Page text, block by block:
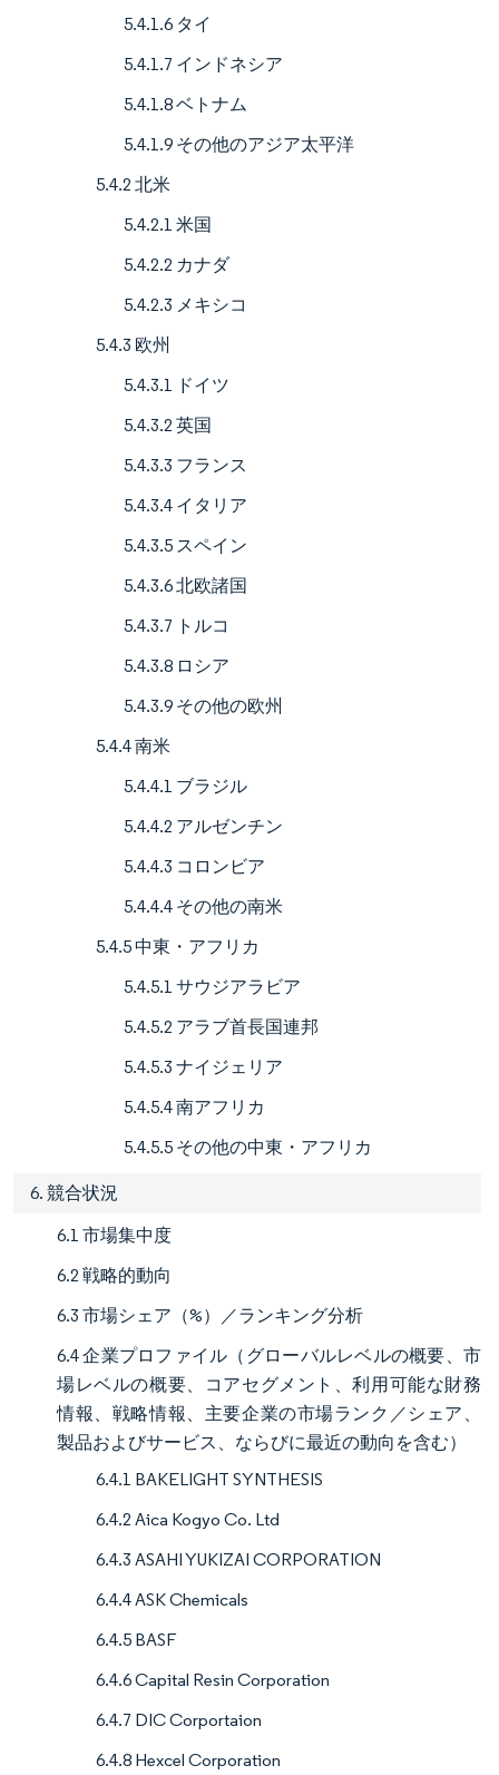
5.4.1.6 タイ
5.4.1.7 インドネシア
5.4.1.8 ベトナム
5.4.1.9 その他のアジア太平洋
5.4.2 北米
5.4.2.1 米国
5.4.2.2 カナダ
5.4.2.3 メキシコ
5.4.3 欧州
5.4.3.1 ドイツ
5.4.3.2 英国
5.4.3.3 フランス
5.4.3.4 イタリア
5.4.3.5 スペイン
5.4.3.6 北欧諸国
5.4.3.7 トルコ
5.4.3.8 ロシア
5.4.3.9 その他の欧州
5.4.4 南米
5.4.4.1 ブラジル
5.4.4.2 アルゼンチン
5.4.4.3 コロンビア
5.4.4.4 その他の南米
5.4.5 中東・アフリカ
5.4.5.1 サウジアラビア
5.4.5.2 アラブ首長国連邦
5.4.5.3 ナイジェリア
5.4.5.4 南アフリカ
5.4.5.5 その他の中東・アフリカ
6. 競合状況
6.1 市場集中度
6.2 戦略的動向
6.3 市場シェア（%）／ランキング分析
6.4 企業プロファイル（グローバルレベルの概要、市
場レベルの概要、コアセグメント、利用可能な財務
情報、戦略情報、主要企業の市場ランク／シェア、
製品およびサービス、ならびに最近の動向を含む）
6.4.1 BAKELIGHT SYNTHESIS
6.4.2 Aica Kogyo Co. Ltd
6.4.3 ASAHI YUKIZAI CORPORATION
6.4.4 ASK Chemicals
6.4.5 BASF
6.4.6 Capital Resin Corporation
6.4.7 DIC Corportaion
6.4.8 Hexcel Corporation